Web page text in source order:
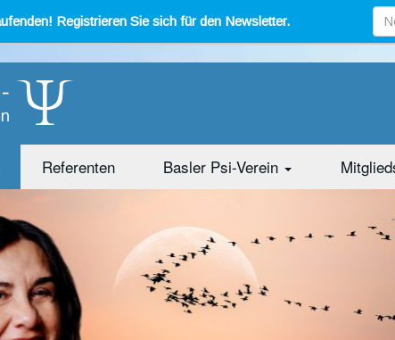
Registrieren Sie sich für den Newsletter.
Referenten Basler Psi-Verein